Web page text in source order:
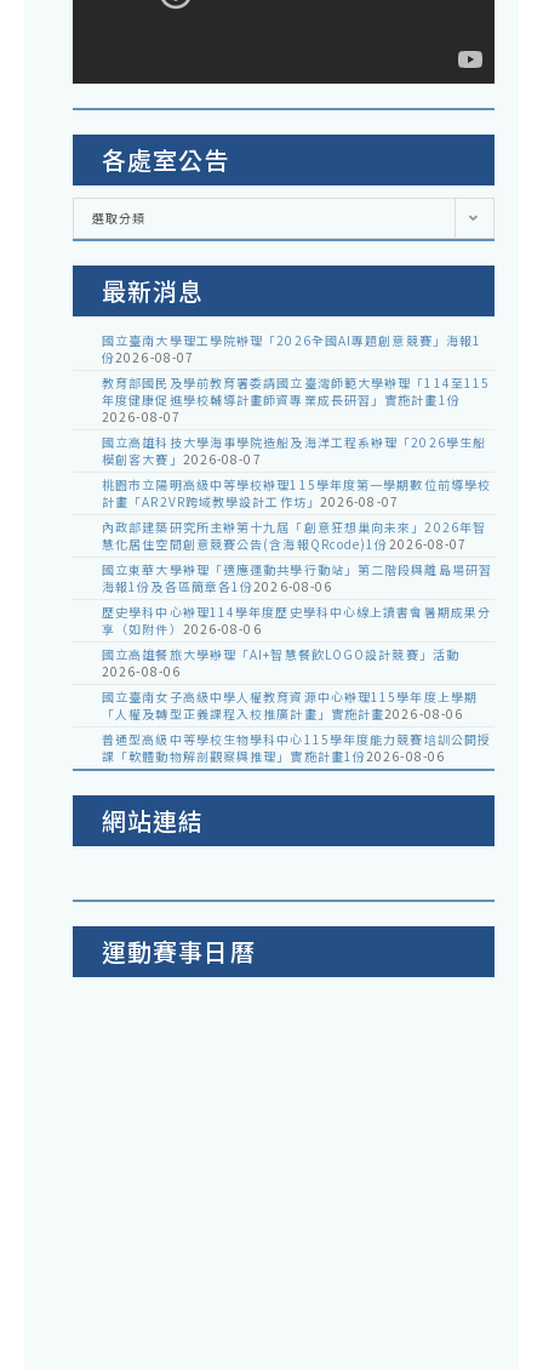
各處室公告
各
室
選取分類
最新消息
國立臺南大學理工學院辦理「2026全國AI專題創意競賽」海報1
份2026-08-07
教育部國民及學前教育署委請國立臺灣師範大學辦理「114至115
年度健康促進學校輔導計畫師資專業成長研習」實施計畫1份
2026-08-07
國立高雄科技大學海事學院造船及海洋工程系辦理「2026學生船
模創客大賽」 2026-08-07
桃園市立陽明高級中等學校辦理115學年度第一學期數位前導學校
計畫「AR2VR跨域教學設計工作坊」 2026-08-07
內政部建築研究所主辦第十九屆「創意狂想巢向未來」2026年智
慧化居住空間創意競賽公告(含海報QRcode)1份2026-08-07
國立東華大學辦理「適應運動共學行動站」第二階段與離島場研習
海報1份及各區簡章各1份2026-08-06
歷史學科中心辦理114學年度歷史學科中心線上讀書會暑期成果分
享（如附件） 2026-08-06
國立高雄餐旅大學辦理「AI+智慧餐飲LOGO設計競賽」活動
2026-08-06
國立臺南女子高級中學人權教育資源中心辦理115學年度上學期
「人權及轉型正義課程入校推廣計畫」實施計畫2026-08-06
普通型高級中等學校生物學科中心115學年度能力競賽培訓公開授
課「軟體動物解剖觀察與推理」實施計畫1份2026-08-06
網站連結
運動賽事日曆